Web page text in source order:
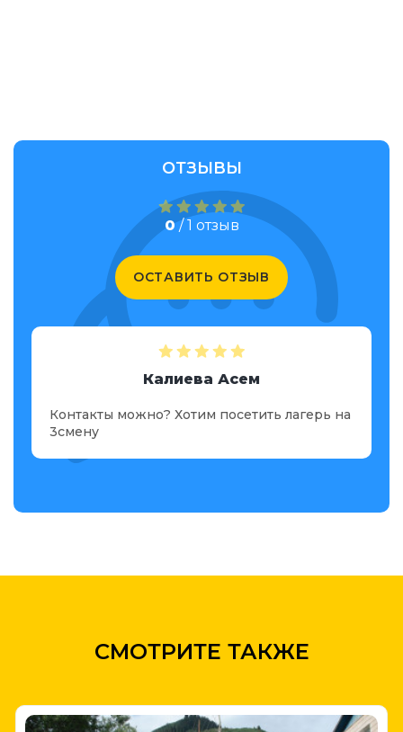
ОТЗЫВЫ
0/ 1 отзыв
ОСТАВИТЬ ОТЗЫВ
Калиева Асем
Контакты можно? Хотим посетить лагерь на
3смену
СМОТРИТЕ ТАКЖЕ